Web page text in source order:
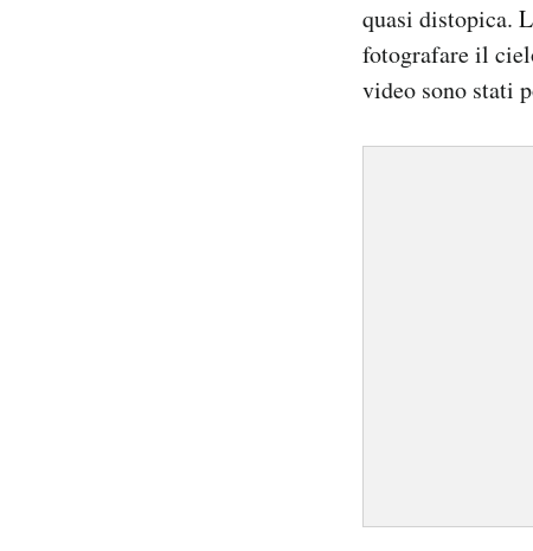
quasi distopica.
fotografare il
video sono stati